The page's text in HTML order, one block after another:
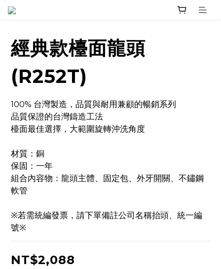
經典款檯面龍頭
(R252T)
100% 台灣製造，品質與耐用兼顧的暢銷系列
品質保證的台灣鑄造工法
檯面最佳選擇，大範圍旋轉沖洗角度
材質：銅
保固：一年
組合內容物：龍頭主體、固定包、外牙開關、不鏽鋼
軟管
※若需統編發票，請下單備註公司名稱抬頭、統一編
號※
NT$2,088